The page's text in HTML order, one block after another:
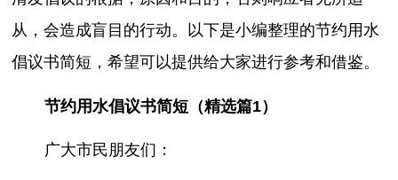
从，会造成盲目的行动。以下是小编整理的节约用水
倡议书简短，希望可以提供给大家进行参考和借鉴。
节约用水倡议书简短（精选篇1）
广大市民朋友们：